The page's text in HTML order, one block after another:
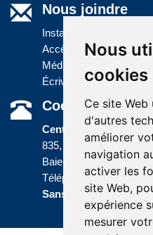
Nous
cookies
Ce site
d'autres
améliorer
navigation
activer les
site Web,
expérience
mesurer
Nous joindre
Installations
Accès à l'information
Médias
Écrivez-nous
Coordonnées
Centre administratif
835, boulevard Jolliet
Baie-Comeau
Téléphone :418 589-
Sans frais : 1 800 463-